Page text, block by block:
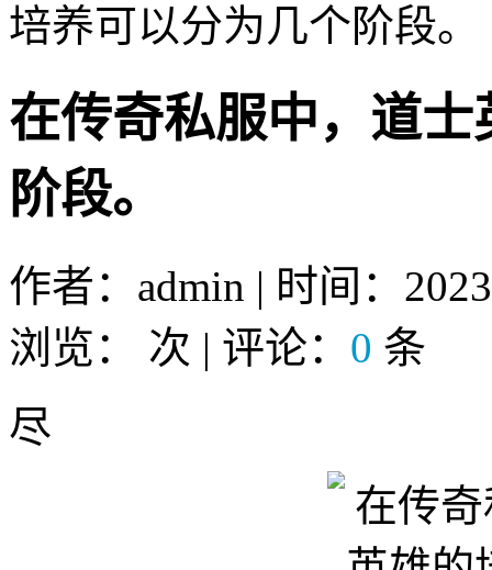
培养可以分为几个阶段。
在传奇私服中，道
阶段。
作者：admin | 时间：
浏览：
次 | 评论： 0 条
尽